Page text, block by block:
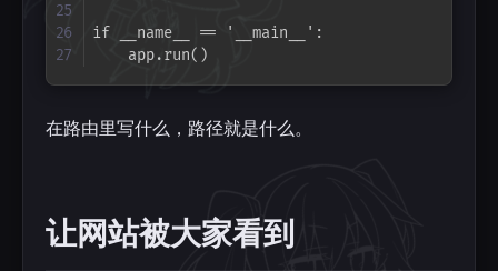
if __name__ == '__main__':
    app.run()
在路由里写什么，路径就是什么。
让网站被大家看到